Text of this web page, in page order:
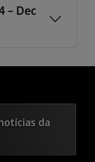
– Dec
da